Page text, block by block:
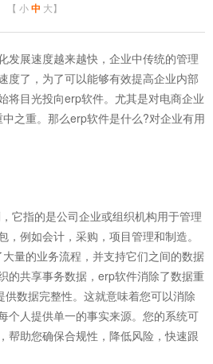
【 小 中 大】
展速度越来越快，企业中传统的管理
度了，为了可以能够有效提高企业内部
将目光投向erp软件。尤其是对电商企业
之重。那么erp软件是什么?对企业有用
指的是公司企业或组织机构用于管理
，例如会计，采购，项目管理和制造。
量的业务流程，并支持它们之间的数据
的共享事务数据，erp软件消除了数据重
供数据完整性。这就意味着您可以消除
个人提供单一的事实来源。您的系统可
帮助您确保合规性，降低风险，快速跟